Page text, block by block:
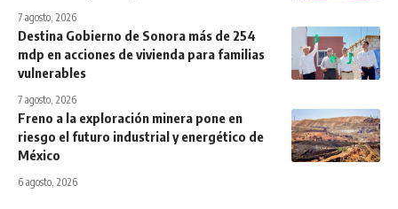
7 agosto, 2026
Destina Gobierno de Sonora más de 254
mdp en acciones de vivienda para familias
vulnerables
7 agosto, 2026
Freno a la exploración minera pone en
riesgo el futuro industrial y energético de
México
6 agosto, 2026